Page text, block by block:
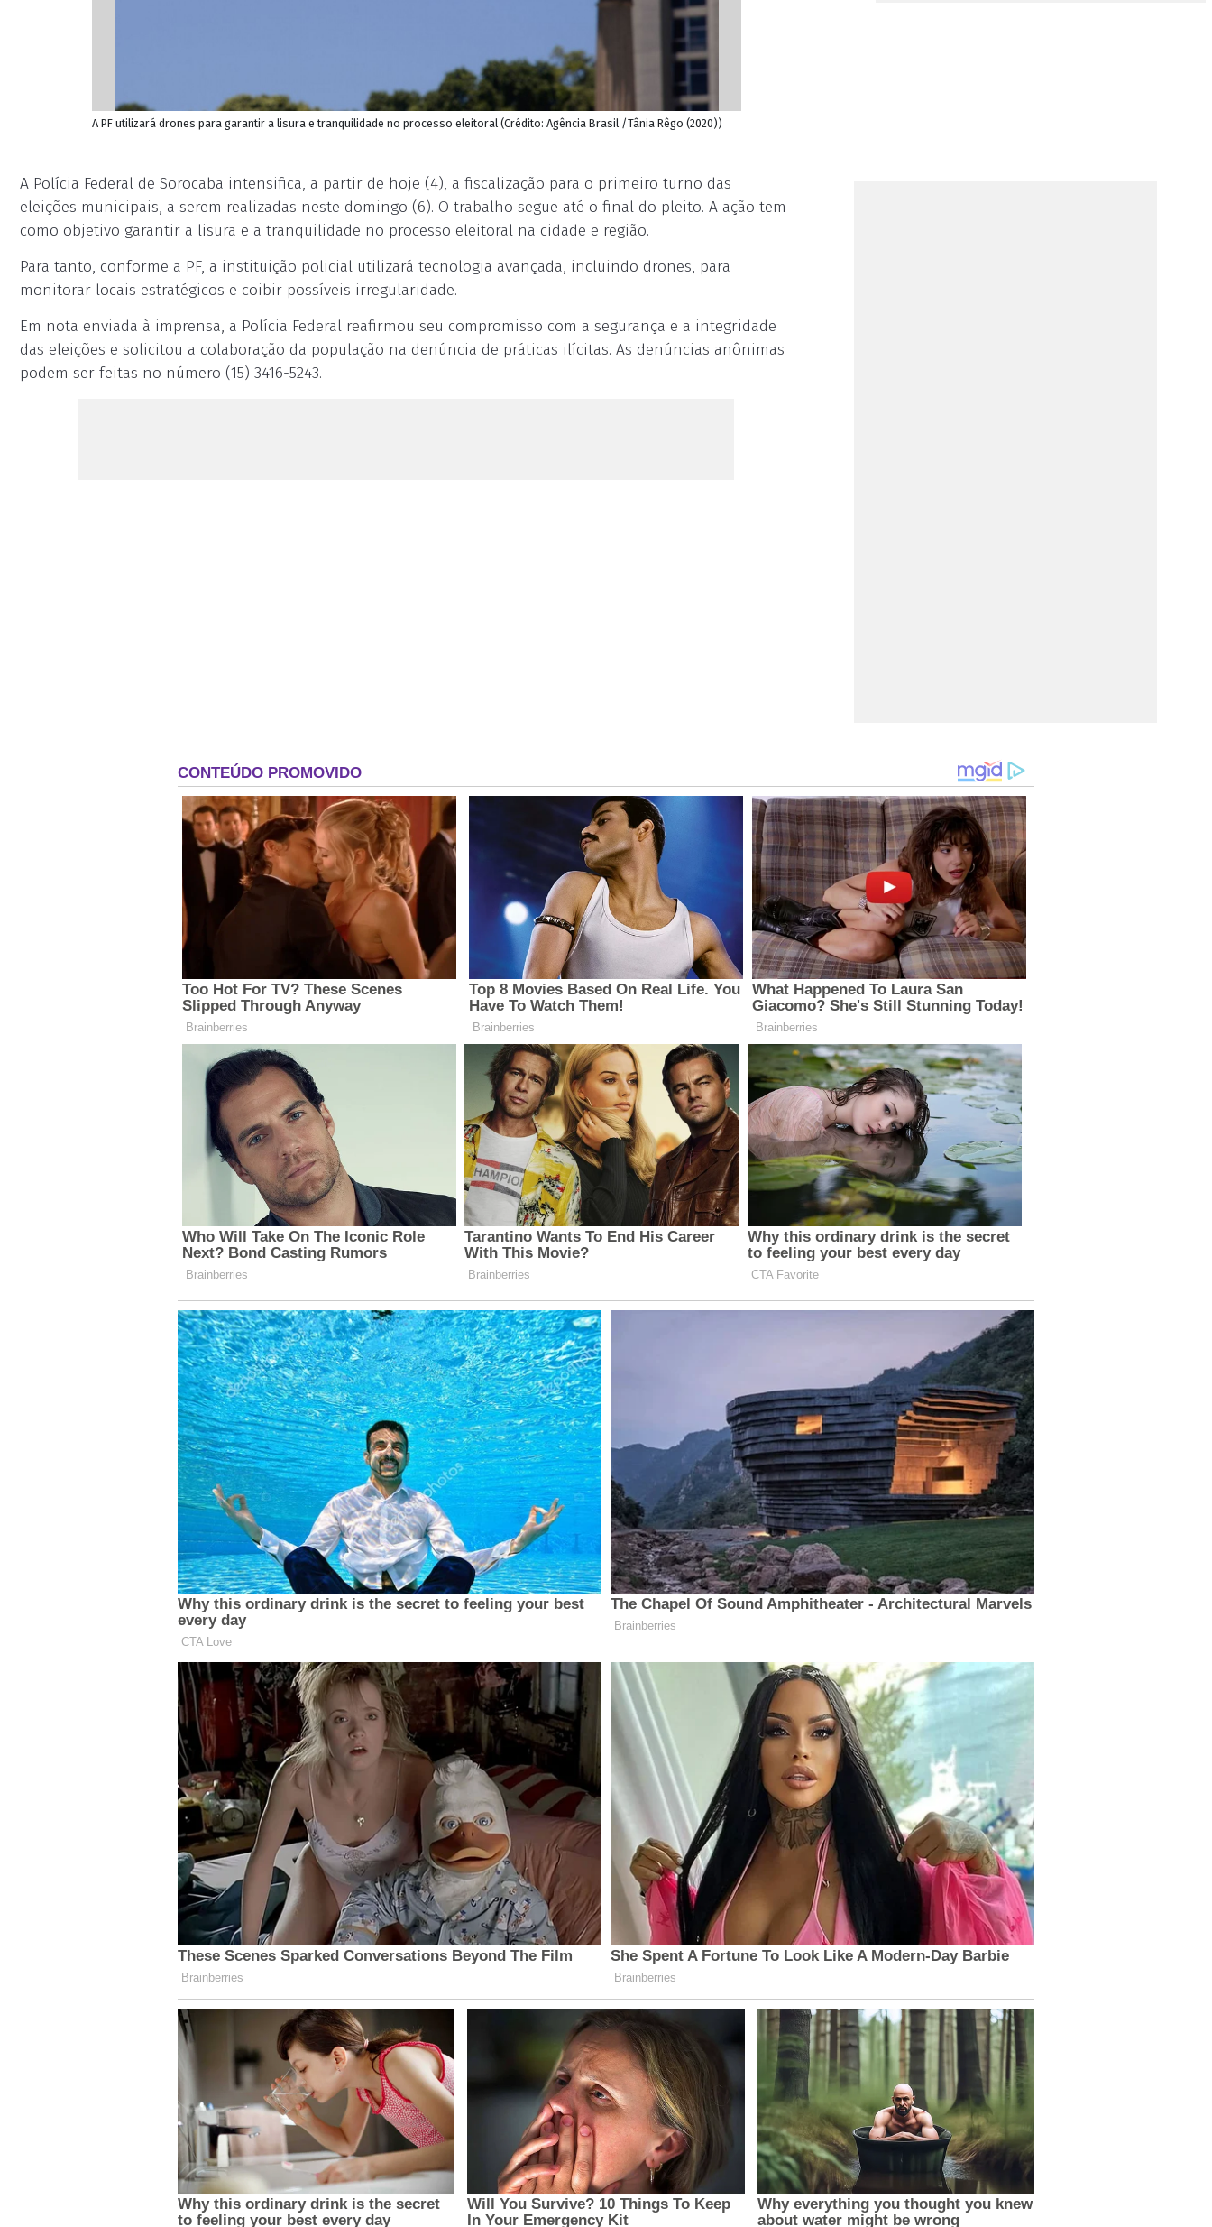
A PF utilizará drones para garantir a lisura e tranquilidade no processo eleitoral (Crédito: Agência Brasil /Tânia Rêgo (2020))
A Polícia Federal de Sorocaba intensifica, a partir de hoje (4), a fiscalização para o primeiro turno das
eleições municipais, a serem realizadas neste domingo (6). O trabalho segue até o final do pleito. A ação tem
como objetivo garantir a lisura e a tranquilidade no processo eleitoral na cidade e região.
Para tanto, conforme a PF, a instituição policial utilizará tecnologia avançada, incluindo drones, para
monitorar locais estratégicos e coibir possíveis irregularidade.
Em nota enviada à imprensa, a Polícia Federal reafirmou seu compromisso com a segurança e a integridade
das eleições e solicitou a colaboração da população na denúncia de práticas ilícitas. As denúncias anônimas
podem ser feitas no número (15) 3416-5243.